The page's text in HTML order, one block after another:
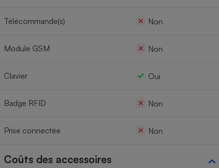
Télécommande(s) Non
Module GSM Non
Clavier Oui
Badge RFID Non
Prise connectée Non
Coûts des accessoires